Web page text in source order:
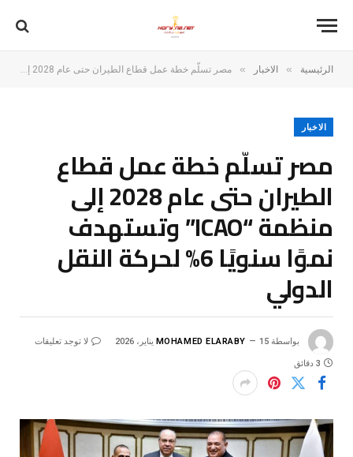
الرئيسية » الاخبار » مصر تسلّم خطة عمل قطاع الطيران حتى عام 2028 إلى منظمة “ICAO” وتستهدف نموًا سنويًا 6% لحركة النقل الدولي
الاخبار
مصر تسلّم خطة عمل قطاع
الطيران حتى عام 2028 إلى
منظمة “ICAO” وتستهدف
نموًا سنويًا 6% لحركة النقل
الدولي
بواسطة MOHAMED ELARABY 15 يناير، 2026 لا توجد تعليقات
3 دقائق